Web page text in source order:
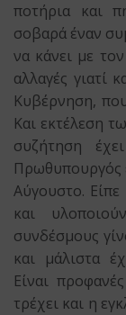
ποτήρια και
σοβαρά έναν
να κάνει με
αλλαγές γιατί
Κυβέρνηση,
Και εκτέλεση
συζήτηση
Πρωθυπουργός
Αύγουστο. Είπε
και
συνδέσμους
και μάλιστα
Είναι
τρέχει και η